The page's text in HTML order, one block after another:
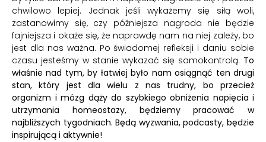
chwilowo lepiej. Jednak jeśli wykażemy się siłą woli,
zastanowimy się, czy późniejsza nagroda nie będzie
fajniejsza i okaże się, że naprawdę nam na niej zależy, bo
jest dla nas ważna. Po świadomej refleksji i daniu sobie
czasu jesteśmy w stanie wykazać się samokontrolą. To
właśnie nad tym, by łatwiej było nam osiągnąć ten drugi
stan, który jest dla wielu z nas trudny, bo przecież
organizm i mózg dąży do szybkiego obniżenia napięcia i
utrzymania homeostazy, będziemy pracować w
najbliższych tygodniach. Będą wyzwania, podcasty, będzie
inspirującą i aktywnie!